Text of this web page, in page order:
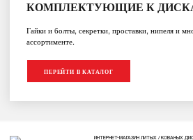
КОМПЛЕКТУЮЩИЕ К
Гайки и болты, секретки, проставки, нипеля и
ассортименте.
ПЕРЕЙТИ В КАТАЛОГ
ИНТЕРНЕТ-МАГАЗИН ЛИТЫХ / КОВАНЫХ